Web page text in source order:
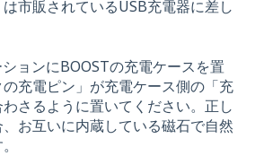
市販されているUSB充電器に差し
ションにBOOSTの充電ケースを置
充電ピン」が充電ケース側の「充
さるように置いてください。正し
お互いに内蔵している磁石で自然